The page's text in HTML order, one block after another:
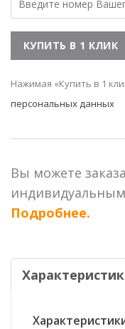
Нажимая «Купить в 1
персональных данных
Вы можете
Подробнее.